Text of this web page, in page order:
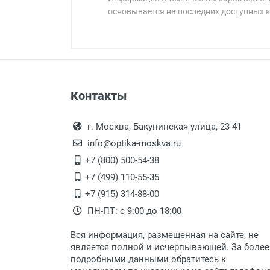
основывается на последних доступных
Общая ширина:
Ширина линзы:
Высота линзы:
Ширина мостика:
Тип линзы:
Степень защиты:
Тип оправы:
Материал оправы:
Материал дужки:
Перечисление средств на
Перевод денег на карту Сбербанка.
Выдаем товар в рабочие
После того, как заказ
Для получения товара при
Заказ необходимо
дополнительных расходов за
Доставка по Москве
Доставляем товар по
Доставка транспортными
Данный способ доставки
Контакты
г. Москва, Бакунинская улица, 23-41
info@optika-moskva.ru
+7 (800) 500-54-38
+7 (499) 110-55-35
+7 (915) 314-88-00
ПН-ПТ: с 9:00 до 18:00
Вся информация, размещенная на сайте, не
является полной и исчерпывающей. За более
подробными данными обратитесь к